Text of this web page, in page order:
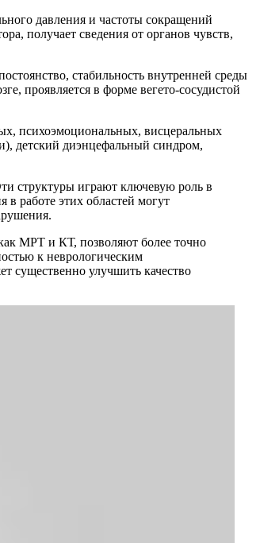
давления и частоты сокращений
получает сведения от органов чувств,
стабильность внутренней среды
проявляется в форме вегето-сосудистой
психоэмоциональных, висцеральных
детский диэнцефальный синдром,
структуры играют ключевую роль в
работе этих областей могут
МРТ и КТ, позволяют более точно
к неврологическим
существенно улучшить качество